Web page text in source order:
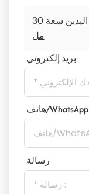
تخصيص عبوة أنبوب كريم اليدين سعة 30
مل
بريد إلكتروني
هاتف/WhatsApp
رسالة